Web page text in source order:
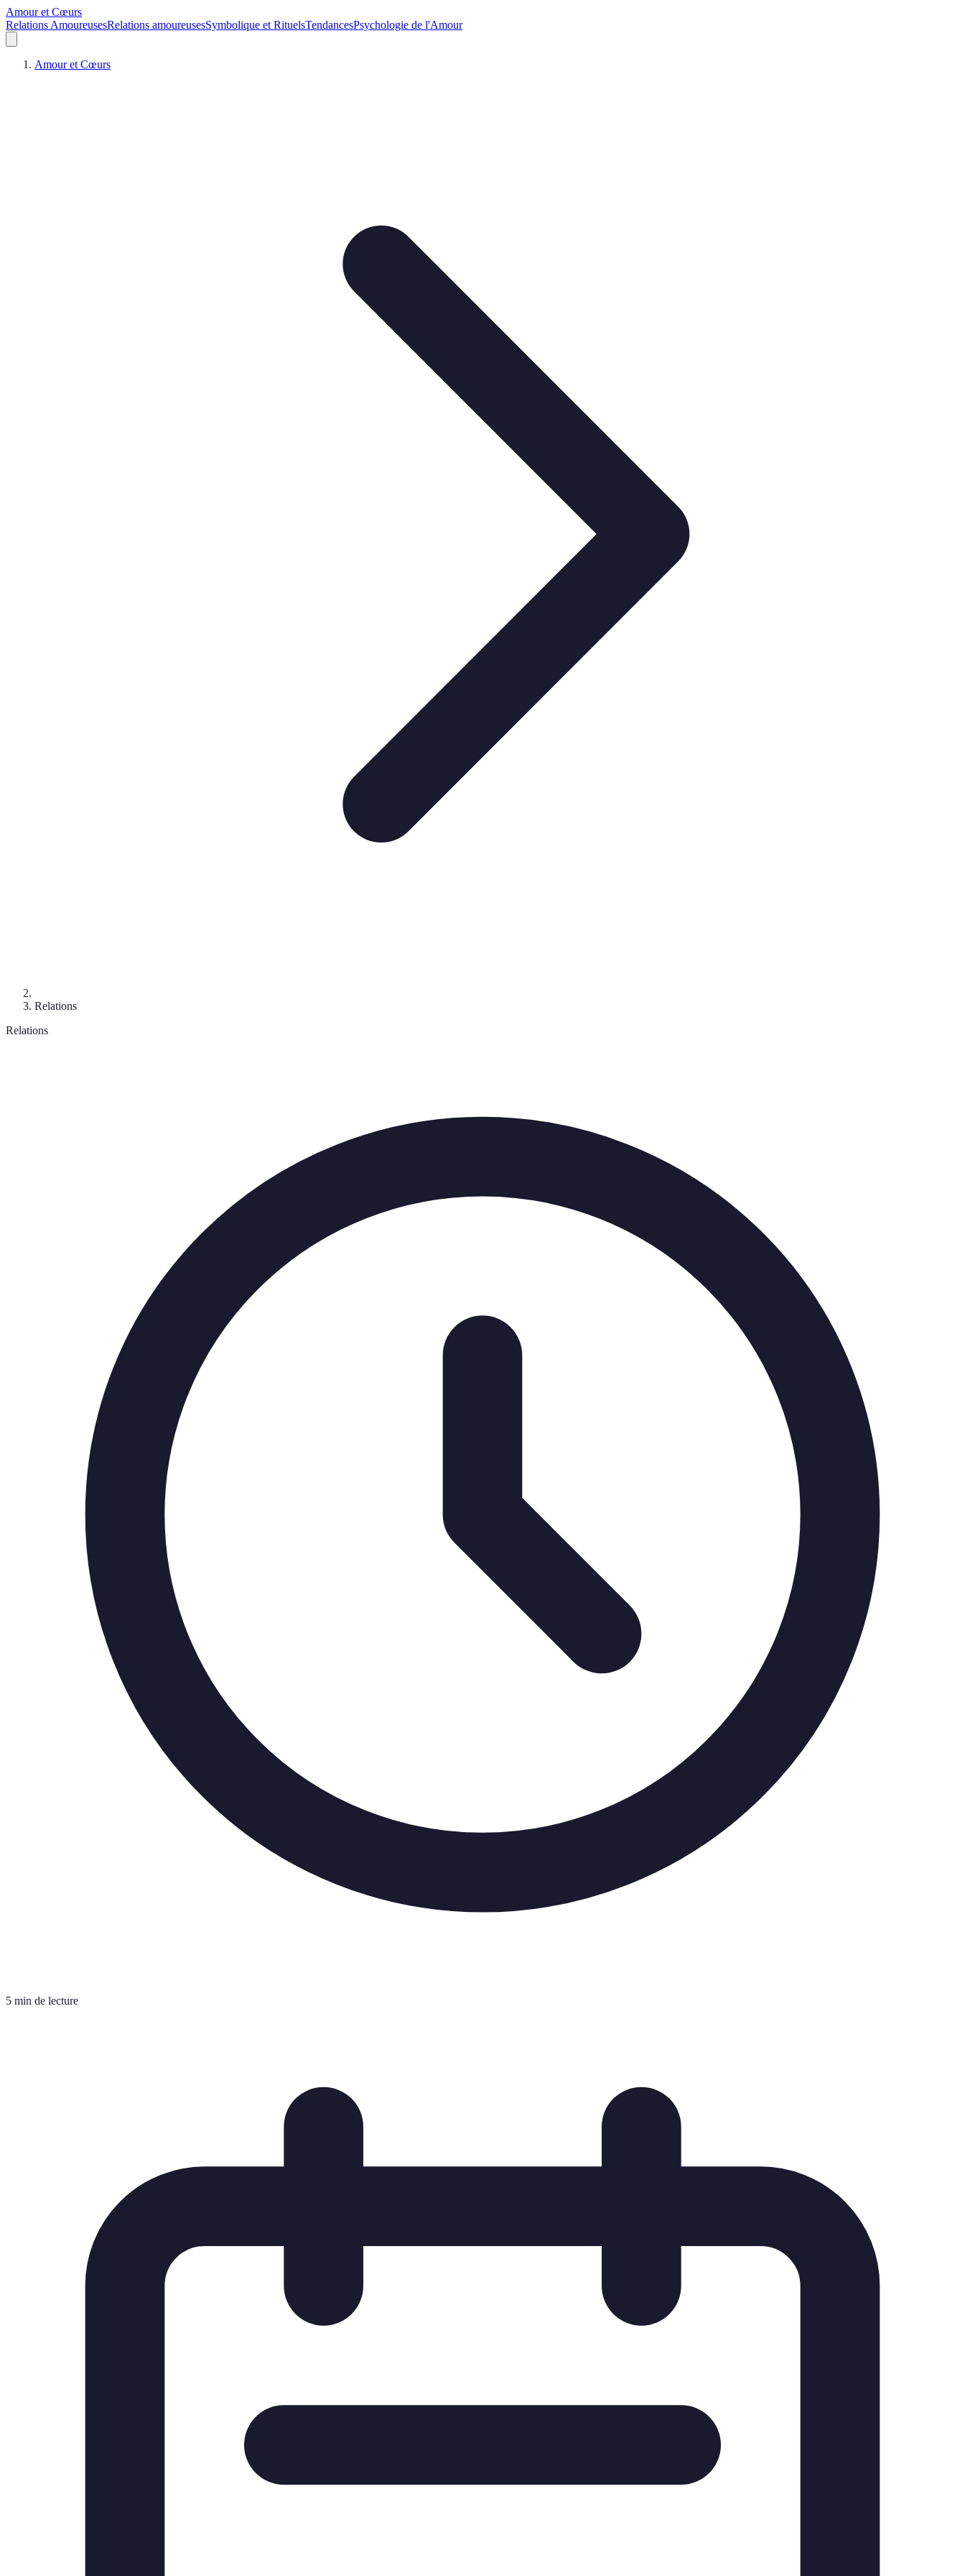
Amour et Cœurs
Relations AmoureusesRelations amoureusesSymbolique et RituelsTendancesPsychologie de l'Amour
Amour et Cœurs
Relations
Relations
5 min de lecture